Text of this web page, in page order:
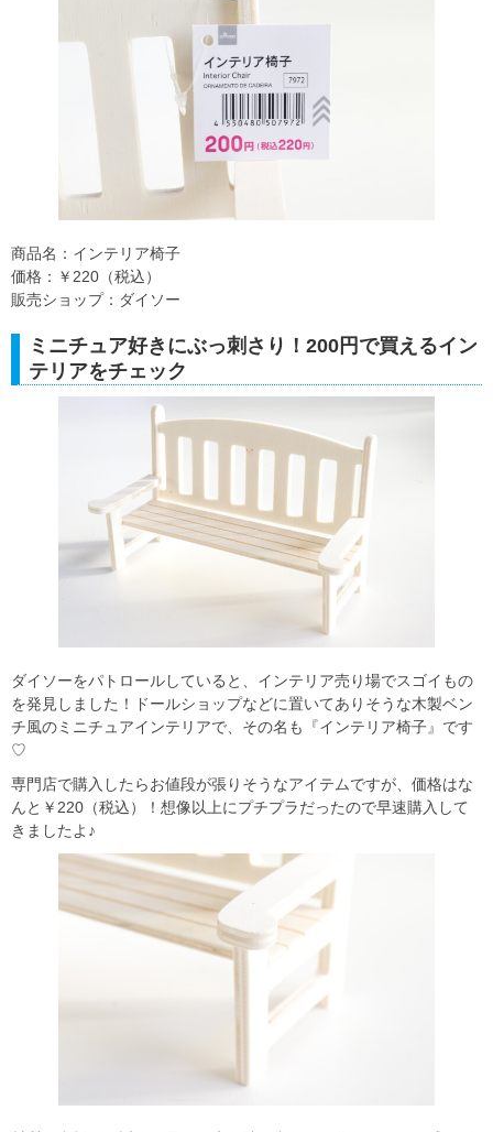
商品名：インテリア椅子
価格：￥220（税込）
販売ショップ：ダイソー
ミニチュア好きにぶっ刺さり！200円で買えるイン
テリアをチェック
ダイソーをパトロールしていると、インテリア売り場でスゴイもの
を発見しました！ドールショップなどに置いてありそうな木製ベン
チ風のミニチュアインテリアで、その名も『インテリア椅子』です
♡
専門店で購入したらお値段が張りそうなアイテムですが、価格はな
んと￥220（税込）！想像以上にプチプラだったので早速購入して
きましたよ♪